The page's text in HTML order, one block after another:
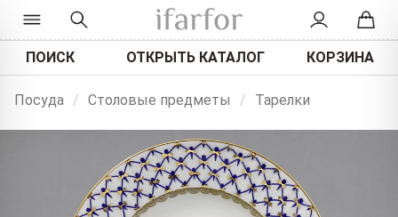
ПОИСК ОТКРЫТЬ КАТАЛОГ КОРЗИНА
Посуда / Столовые предметы / Тарелки